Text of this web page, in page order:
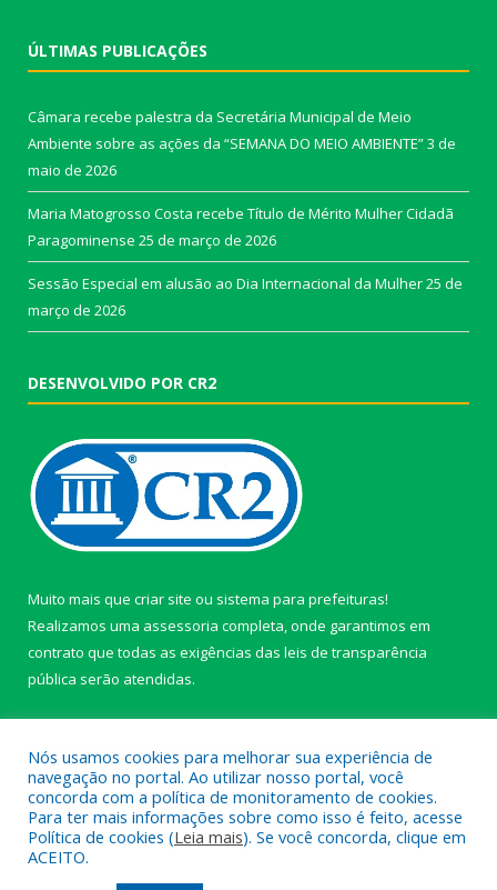
ÚLTIMAS PUBLICAÇÕES
Câmara recebe palestra da Secretária Municipal de Meio
Ambiente sobre as ações da “SEMANA DO MEIO AMBIENTE”3 de
maio de 2026
Maria Matogrosso Costa recebe Título de Mérito Mulher Cidadã
Paragominense 25 de março de 2026
Sessão Especial em alusão ao Dia Internacional da Mulher25 de
março de 2026
DESENVOLVIDO POR CR2
Muito mais que criar site ou sistema para prefeituras!
Realizamos uma assessoria completa, onde garantimos em
contrato que todas as exigências das leis de transparência
pública serão atendidas.
Todos os direitos reservados a câmara de Paragominas.
Nós usamos cookies para melhorar sua experiência de
navegação no portal. Ao utilizar nosso portal, você
concorda com a política de monitoramento de cookies.
Para ter mais informações sobre como isso é feito, acesse
Política de cookies (Leia mais). Se você concorda, clique em
ACEITO.